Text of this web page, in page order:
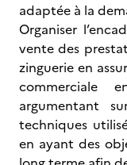
adaptée à la
Organiser
vente des
zinguerie en
commerciale
argumentant
techniques
en ayant des